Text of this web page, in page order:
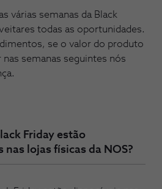
várias semanas da Black
todas as oportunidades.
se o valor do produto
semanas seguintes nós
Friday estão
nas lojas físicas da NOS?